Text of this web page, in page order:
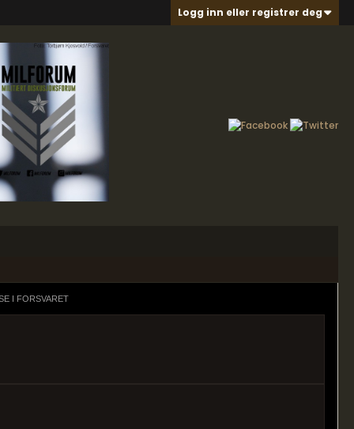
Logg inn eller registrer deg
I FORSVARET